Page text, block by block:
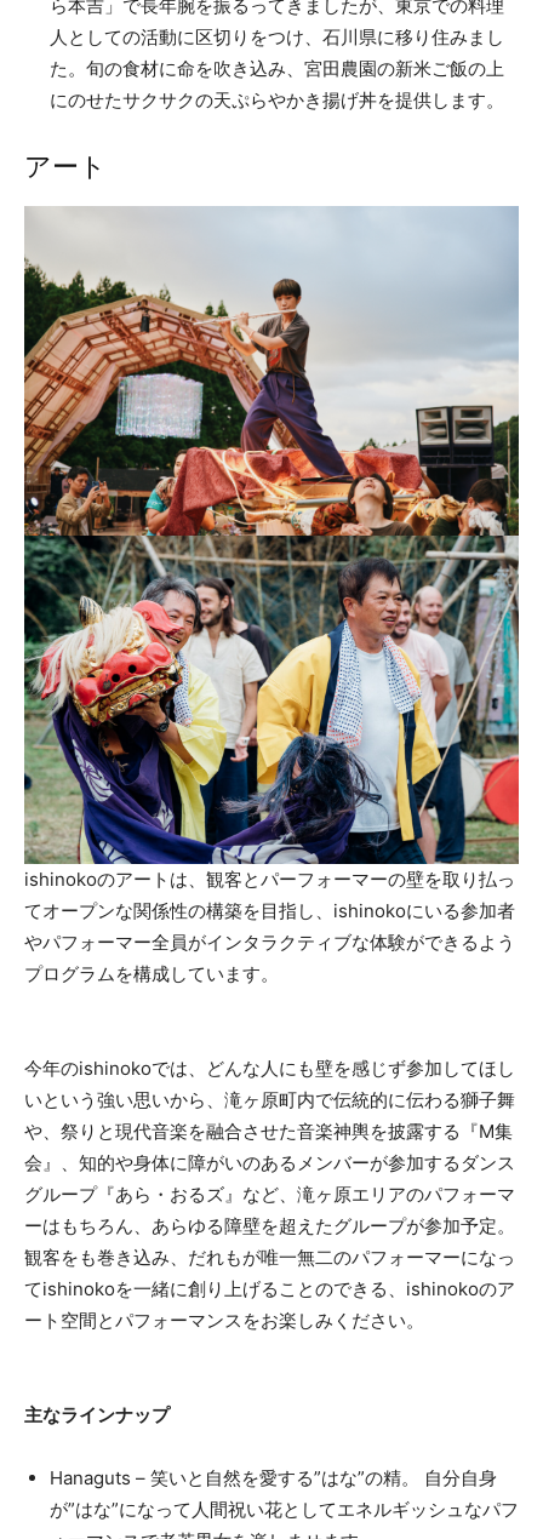
ら本吉」で長年腕を振るってきましたが、東京での料理
人としての活動に区切りをつけ、石川県に移り住みまし
た。旬の食材に命を吹き込み、宮田農園の新米ご飯の上
にのせたサクサクの天ぷらやかき揚げ丼を提供します。
アート
ishinokoのアートは、観客とパーフォーマーの壁を取り払っ
てオープンな関係性の構築を目指し、ishinokoにいる参加者
やパフォーマー全員がインタラクティブな体験ができるよう
プログラムを構成しています。
今年のishinokoでは、どんな人にも壁を感じず参加してほし
いという強い思いから、滝ヶ原町内で伝統的に伝わる獅子舞
や、祭りと現代音楽を融合させた音楽神輿を披露する『M集
会』、知的や身体に障がいのあるメンバーが参加するダンス
グループ『あら・おるズ』など、滝ヶ原エリアのパフォーマ
ーはもちろん、あらゆる障壁を超えたグループが参加予定。
観客をも巻き込み、だれもが唯一無二のパフォーマーになっ
てishinokoを一緒に創り上げることのできる、ishinokoのア
ート空間とパフォーマンスをお楽しみください。
主なラインナップ
Hanaguts – 笑いと自然を愛する”はな”の精。 自分自身
が”はな”になって人間祝い花としてエネルギッシュなパフ